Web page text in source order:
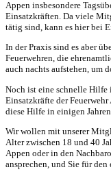
Appen insbesondere
Einsatzkräften. Da viele
tätig sind, kann es hier bei
In der Praxis sind es aber
Feuerwehren, die
auch nachts aufstehen, um
Noch ist eine schnelle Hilfe
Einsatzkräfte der
diese Hilfe in einigen
Wir wollen mit unserer
Alter zwischen 18 und 40
Appen oder in den
ansprechen, und Sie für